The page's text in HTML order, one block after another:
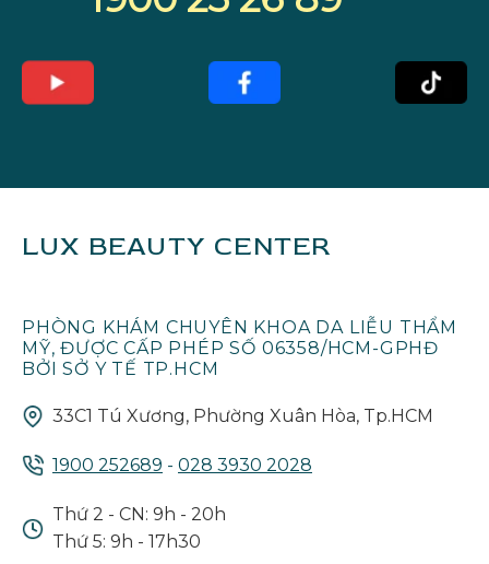
LUX BEAUTY CENTER
PHÒNG KHÁM CHUYÊN KHOA DA LIỄU THẨM
MỸ, ĐƯỢC CẤP PHÉP SỐ 06358/HCM-GPHĐ
BỞI SỞ Y TẾ TP.HCM
33C1 Tú Xương, Phường Xuân Hòa, Tp.HCM
1900 252689 - 028 3930 2028
Thứ 2 - CN: 9h - 20h
Thứ 5: 9h - 17h30